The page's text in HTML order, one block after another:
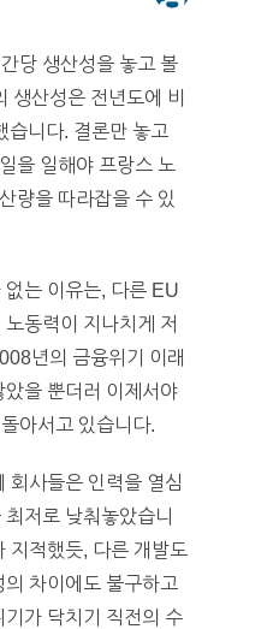
당 생산성을 놓고 볼
생산성은 전년도에 비
습니다. 결론만 놓고
을 일해야 프랑스 노
량을 따라잡을 수 있
없는 이유는, 다른 EU
동력이 지나치게 저
년의 금융위기 이래
을 뿐더러 이제서야
아서고 있습니다.
회사들은 인력을 열심
저로 낮춰놓았습니
지적했듯, 다른 개발도
차이에도 불구하고
가 닥치기 직전의 수